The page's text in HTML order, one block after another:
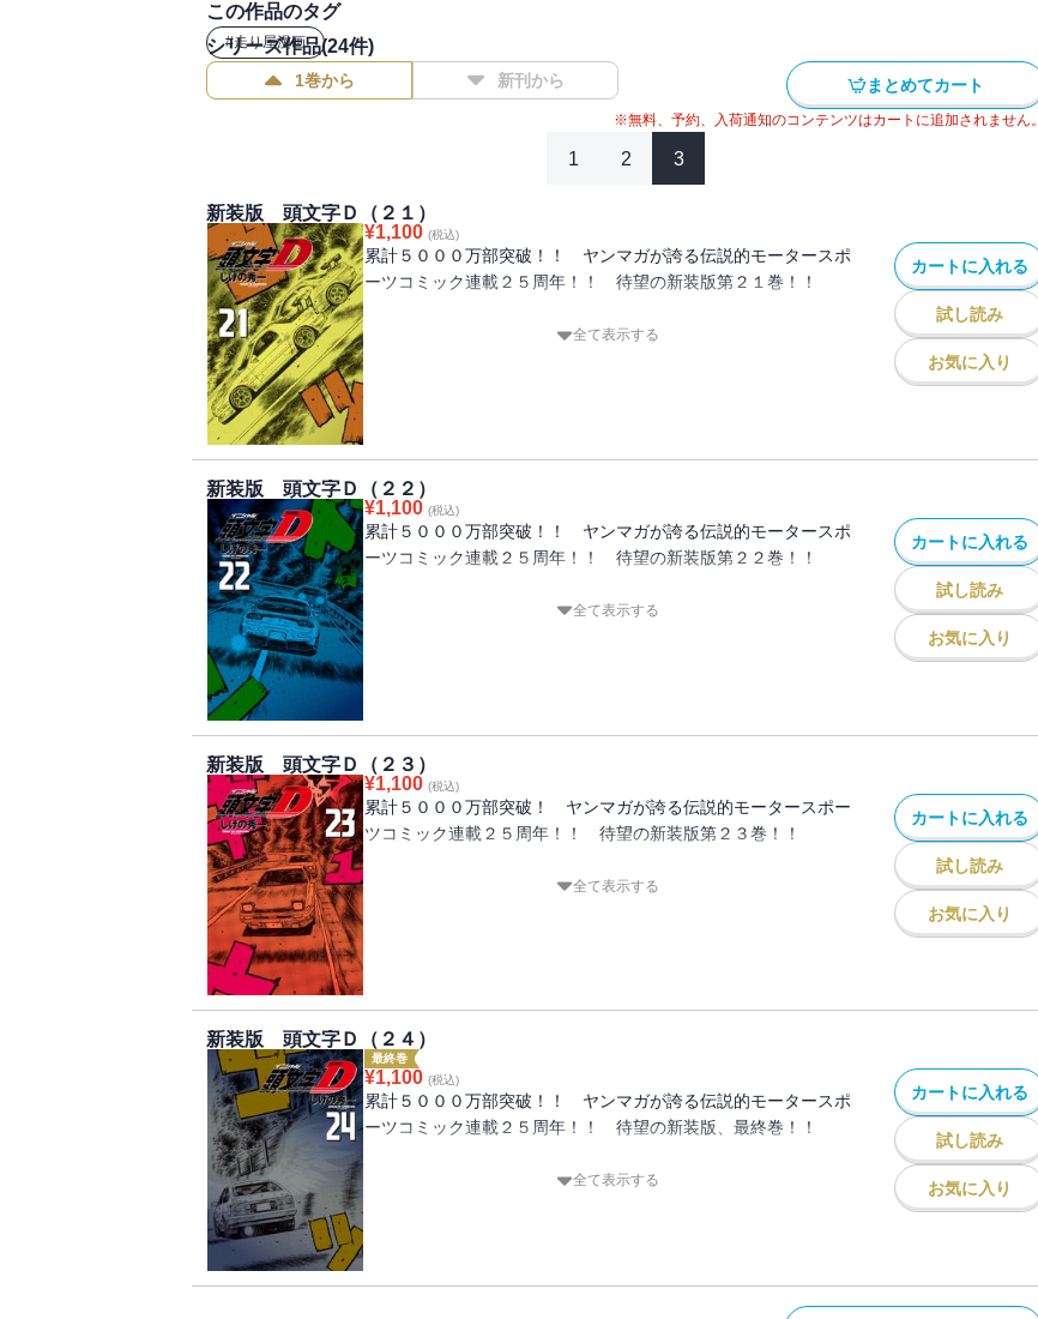
この作品のタグ
#走り屋漫画
シリーズ作品(24件)
1巻から 新刊から まとめてカート
※無料、予約、入荷通知のコンテンツはカートに追加されません。
1 2 3
新装版 頭文字Ｄ（２１）
¥1,100 (税込)
累計５０００万部突破！！ ヤンマガが誇る伝説的モータースポ
ーツコミック連載２５周年！！ 待望の新装版第２１巻！！
「赤城の白い彗星」高橋涼介が、神奈川エリアで一戦限りの復活
られなかった凛の悲痛な想いが、必殺の一撃＜サイドプレス＞と
なって、涼介に襲いかかる！
全て表示する
カートに入れる
試し読み
お気に入り
新装版 頭文字Ｄ（２２）
¥1,100 (税込)
累計５０００万部突破！！ ヤンマガが誇る伝説的モータースポ
ーツコミック連載２５周年！！ 待望の新装版第２２巻！！
神奈川エリア最終戦！ プロジェクトＤvs.サイドワインダ
ルは、ついに最終章へ！ 最高の舞台に、今、降り立つ！！
全て表示する
カートに入れる
試し読み
お気に入り
新装版 頭文字Ｄ（２３）
¥1,100 (税込)
累計５０００万部突破！ ヤンマガが誇る伝説的モータースポー
ツコミック連載２５周年！！ 待望の新装版第２３巻！！
神奈川エリア最終戦ヒルクライム決着！
全て表示する
カートに入れる
試し読み
お気に入り
新装版 頭文字Ｄ（２４）
最終巻
¥1,100 (税込)
累計５０００万部突破！！ ヤンマガが誇る伝説的モータースポ
ーツコミック連載２５周年！！ 待望の新装版、最終巻！！
神奈川エリア最終戦は、ダウンヒル決戦！ バトルは選ばれた人
死闘の果て、関東エリアの頂点に立つのはどっちだ！？ 全世界
全て表示する
カートに入れる
試し読み
お気に入り